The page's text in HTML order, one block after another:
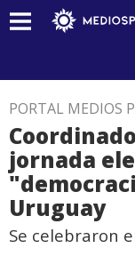
PORTAL MEDIOS
jornada
Uruguay
Se celebraron